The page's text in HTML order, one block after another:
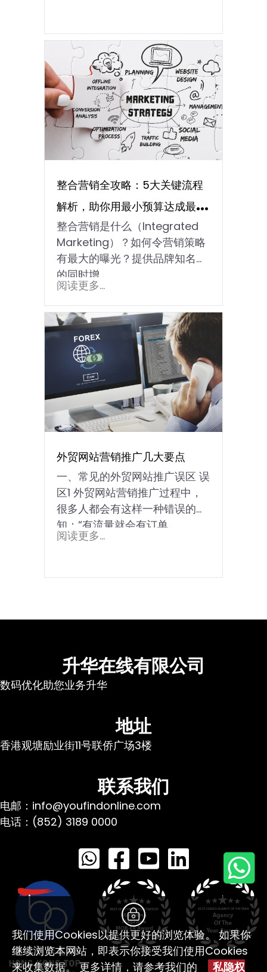
整合营销全攻略：5大关键流程
解析，助你用最小预算达成最大
成效！
整合营销是什么（Integrated
Marketing）？如何令营销策略
有最大的曝光？提供品牌知名度
的同时增…
阅读更多...
外贸网站营销推广几大要点
一、常见的外贸网站推广误区 误
区1 外贸网站营销推广过程中，
很多人都会有这样一种错误的认
知：“有流量就会有订单...
阅读更多...
升华在线有限公司
数码优化助您业务升华
地址
香港观塘励业街11号联侨广场3楼
联系我们
电邮：info@youfindonline.com
电话：(852) 3189 0000
我们使用Cookies以提供更好的浏览体验。 如果你
继续浏览本网站，即表示你接受我们使用Cookies
来收集数据。 更多详情，请参考我们的
私隐权